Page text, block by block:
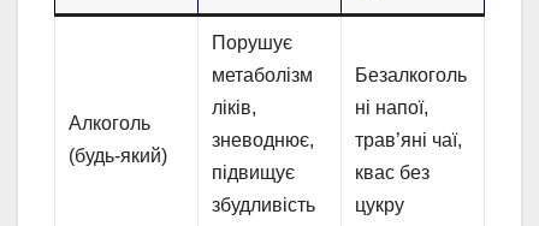
Алкоголь
(будь-який)
Порушує
метаболізм
ліків,
зневоднює,
підвищує
збудливість
Безалкоголь
ні напої,
трав’яні чаї,
квас без
цукру